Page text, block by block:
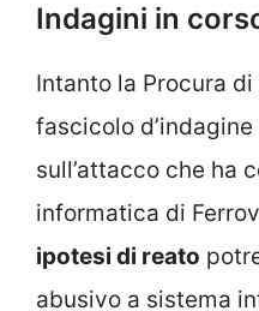
Indagini in
Intanto la Procura
fascicolo
sull’attacco che ha
informatica di
ipotesi di reato
abusivo a sistema